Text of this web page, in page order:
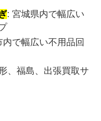
: 宮城県内で幅広い
内で幅広い不用品回
、福島、出張買取サ